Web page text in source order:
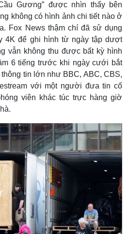
Gương” được nhìn thấy bên
không có hình ảnh chi tiết nào ở
Fox News thậm chí đã sử dụng
4K để ghi hình từ ngày tập dượt
vẫn không thu được bất kỳ hình
6 tiếng trước khi ngày cưới bắt
tin lớn như BBC, ABC, CBS,
với một người đưa tin cố
viên khác túc trực hàng giờ